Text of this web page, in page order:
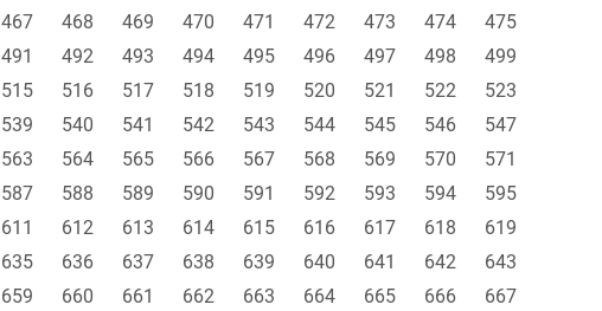
467 468 469 470 471 472 473 474
475
491 492 493 494 495 496 497 498
499
515 516 517 518 519 520 521 522
523
539 540 541 542 543 544 545 546
547
563 564 565 566 567 568 569 570
571
587 588 589 590 591 592 593 594
595
611 612 613 614 615 616 617 618
619
635 636 637 638 639 640 641 642
643
659 660 661 662 663 664 665 666
667